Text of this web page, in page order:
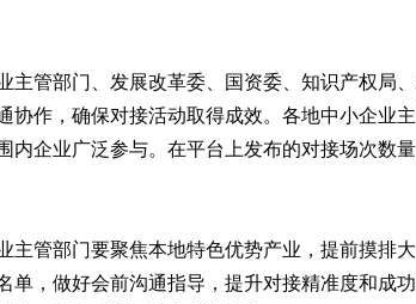
主管部门、发展改革委、国资委、知识产权
协作，确保对接活动取得成效。各地中小企业
内企业广泛参与。在平台上发布的对接场次数
主管部门要聚焦本地特色优势产业，提前摸
单，做好会前沟通指导，提升对接精准度和成